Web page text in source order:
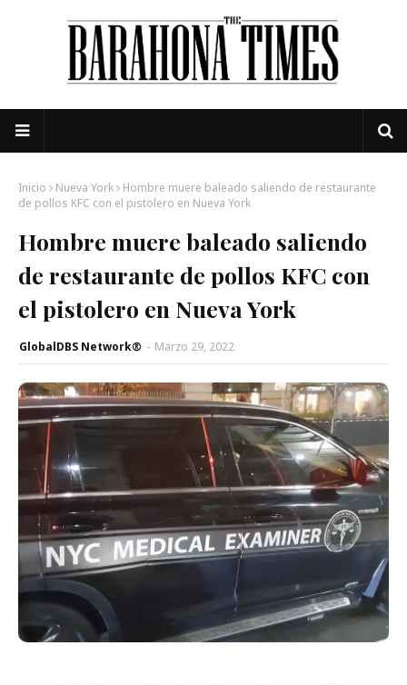
Inicio Nueva York
Hombre muere baleado saliendo de restaurante
de pollos KFC con el pistolero en Nueva York
Hombre muere baleado saliendo
de restaurante de pollos KFC con
el pistolero en Nueva York
GlobalDBS Network® - Marzo 29, 2022